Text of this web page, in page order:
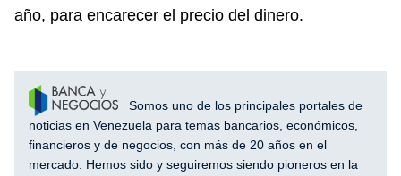
año, para encarecer el precio del dinero.
Somos uno de los principales portales de
noticias en Venezuela para temas bancarios, económicos,
financieros y de negocios, con más de 20 años en el
mercado. Hemos sido y seguiremos siendo pioneros en la